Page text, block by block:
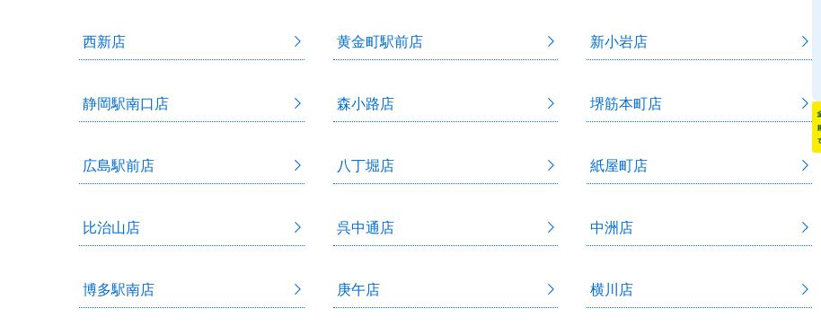
西新店 黄金町駅前店 新小岩店
静岡駅南口店 森小路店 堺筋本町店
広島駅前店 八丁堀店 紙屋町店
比治山店 呉中通店 中洲店
博多駅南店 庚午店 横川店